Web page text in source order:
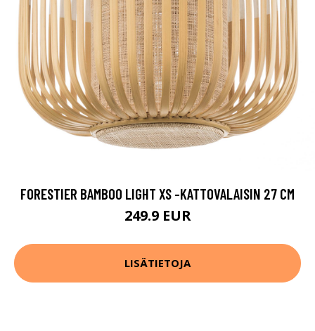
FORESTIER BAMBOO LIGHT XS -KATTOVALAISIN 27 CM
249.9 EUR
LISÄTIETOJA